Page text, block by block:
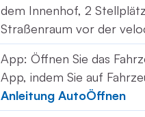
dem Innenhof, 2
Straßenraum vor der
App: Öffnen Sie das
App, indem Sie auf
Anleitung AutoÖffnen